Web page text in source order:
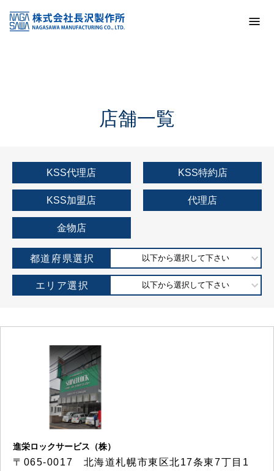
KSS加盟店・取扱店情報
店舗一覧
店舗一覧
KSS代理店 KSS特約店
KSS加盟店 代理店
金物店
都道府県選択 以下から選択して下さい
エリア選択 以下から選択して下さい
進栄ロックサービス（株）
〒065-0017 北海道札幌市東区北17条東7丁目1